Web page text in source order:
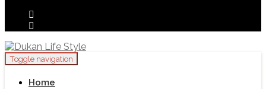
Toggle navigation
Home